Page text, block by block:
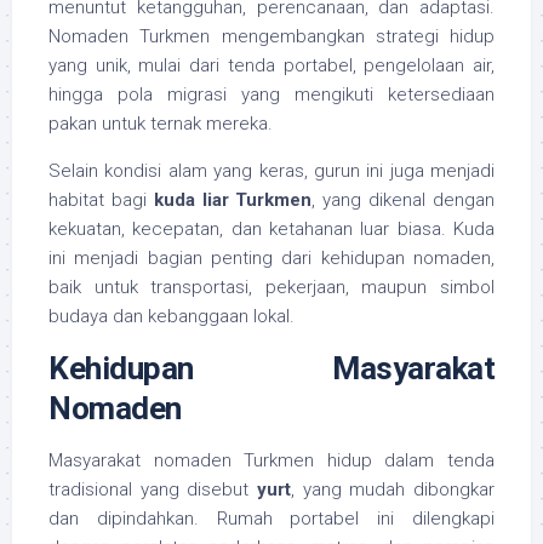
menuntut ketangguhan, perencanaan, dan adaptasi.
Nomaden Turkmen mengembangkan strategi hidup
yang unik, mulai dari tenda portabel, pengelolaan air,
hingga pola migrasi yang mengikuti ketersediaan
pakan untuk ternak mereka.
Selain kondisi alam yang keras, gurun ini juga menjadi
habitat bagi kuda liar Turkmen, yang dikenal dengan
kekuatan, kecepatan, dan ketahanan luar biasa. Kuda
ini menjadi bagian penting dari kehidupan nomaden,
baik untuk transportasi, pekerjaan, maupun simbol
budaya dan kebanggaan lokal.
Kehidupan Masyarakat
Nomaden
Masyarakat nomaden Turkmen hidup dalam tenda
tradisional yang disebut yurt, yang mudah dibongkar
dan dipindahkan. Rumah portabel ini dilengkapi